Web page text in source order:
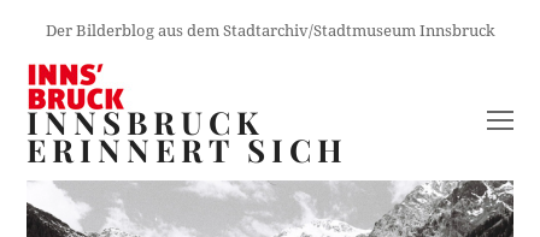
Der Bilderblog aus dem Stadtarchiv/Stadtmuseum Innsbruck
INNSBRUCK
ERINNERT SICH